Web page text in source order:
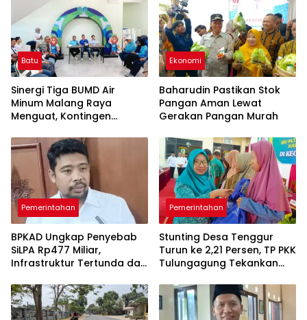
Batu
Sinergi Tiga BUMD Air
Minum Malang Raya
Menguat, Kontingen
Seleksi PORPAMNAS 2026
Ekonomi
Baharudin Pastikan Stok
Pangan Aman Lewat
Gerakan Pangan Murah
Pemerintahan
BPKAD Ungkap Penyebab
SiLPA Rp477 Miliar,
Infrastruktur Tertunda dan
Pemerintahan
Stunting Desa Tenggur
Turun ke 2,21 Persen, TP PKK
Tulungagung Tekankan
Berkelanjutan